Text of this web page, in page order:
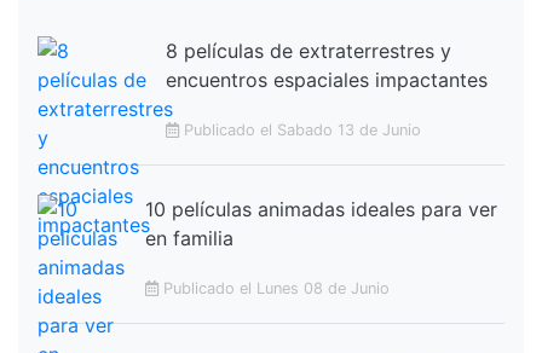
8 películas de extraterrestres y
encuentros espaciales impactantes
Publicado el Sabado 13 de Junio
10 películas animadas ideales para ver
en familia
Publicado el Lunes 08 de Junio